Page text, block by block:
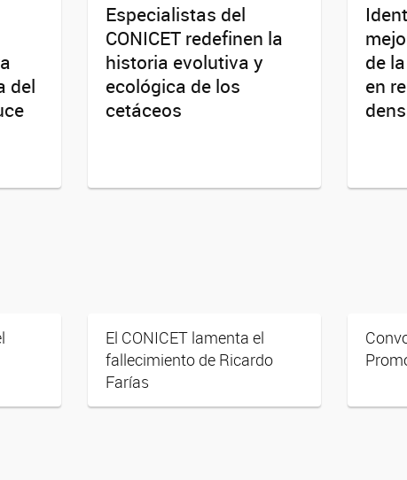
del
Especialistas del
CONICET redefinen la
historia evolutiva y
ecológica de los
cetáceos
de
en
El CONICET lamenta el
fallecimiento de Ricardo
Farías